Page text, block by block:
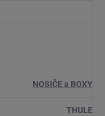
NOSIČE a BOXY
THULE